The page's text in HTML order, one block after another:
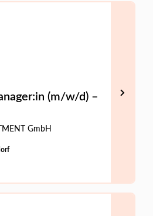
(m/w/d) –
GmbH